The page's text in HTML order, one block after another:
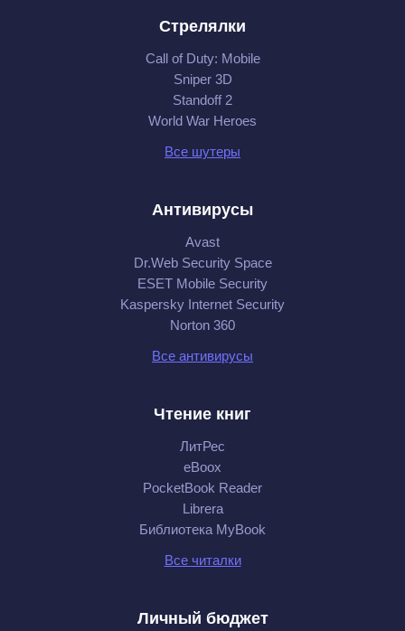
Стрелялки
Call of Duty: Mobile
Sniper 3D
Standoff 2
World War Heroes
Все шутеры
Антивирусы
Avast
Dr.Web Security Space
ESET Mobile Security
Kaspersky Internet Security
Norton 360
Все антивирусы
Чтение книг
ЛитРес
eBoox
PocketBook Reader
Librera
Библиотека MyBook
Все читалки
Личный бюджет